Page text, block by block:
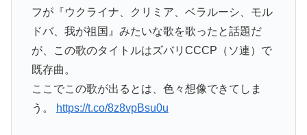
フが『ウクライナ、クリミア、ベラルーシ、モル
ドバ、我が祖国』みたいな歌を歌ったと話題だ
が、この歌のタイトルはズバリСССР（ソ連）で
既存曲。
ここでこの歌が出るとは、色々想像できてしま
う。
https://t.co/8z8vpBsu0u